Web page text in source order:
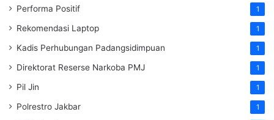
Performa Positif 1
Rekomendasi Laptop 1
Kadis Perhubungan Padangsidimpuan 1
Direktorat Reserse Narkoba PMJ 1
Pil Jin 1
Polrestro Jakbar 1